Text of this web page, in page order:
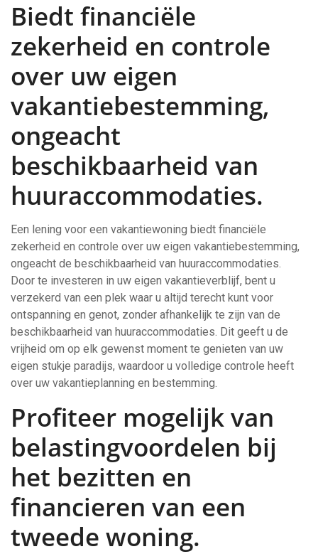
Biedt financiële
zekerheid en controle
over uw eigen
vakantiebestemming,
ongeacht
beschikbaarheid van
huuraccommodaties.
Een lening voor een vakantiewoning biedt financiële
zekerheid en controle over uw eigen vakantiebestemming,
ongeacht de beschikbaarheid van huuraccommodaties.
Door te investeren in uw eigen vakantieverblijf, bent u
verzekerd van een plek waar u altijd terecht kunt voor
ontspanning en genot, zonder afhankelijk te zijn van de
beschikbaarheid van huuraccommodaties. Dit geeft u de
vrijheid om op elk gewenst moment te genieten van uw
eigen stukje paradijs, waardoor u volledige controle heeft
over uw vakantieplanning en bestemming.
Profiteer mogelijk van
belastingvoordelen bij
het bezitten en
financieren van een
tweede woning.